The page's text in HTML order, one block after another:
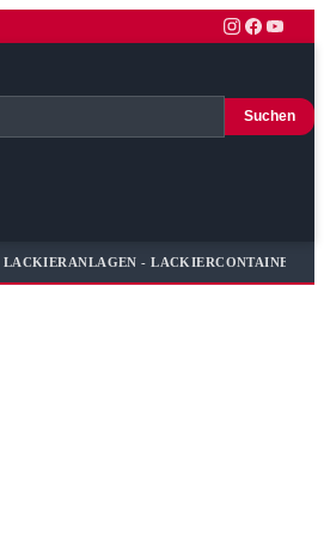
Suchen
LACKIERANLAGEN - LACKIERCONTAINER -